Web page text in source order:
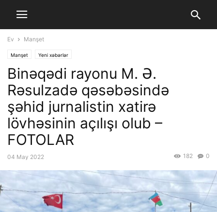
Ev Manşet
Manşet Yeni xəbərlər
Binəqədi rayonu M. Ə.
Rəsulzadə qəsəbəsində
şəhid jurnalistin xatirə
lövhəsinin açılışı olub –
FOTOLAR
04 May 2022 0
182